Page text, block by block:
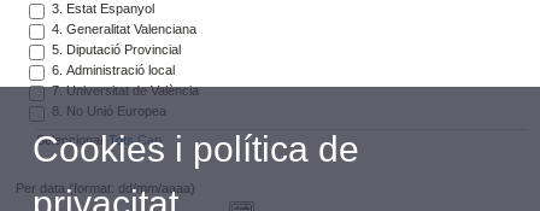
3. Estat Espanyol
4. Generalitat Valenciana
5. Diputació Provincial
6. Administració local
7. Universitat de València
8. No Unió Europea
SeleccionarTots Cap
Per data (format: dd/mm/aaaa)
Cookies i política de
privacitat